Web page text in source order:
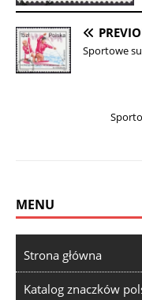
Sportowe
MENU
Strona główna
Katalog znaczków